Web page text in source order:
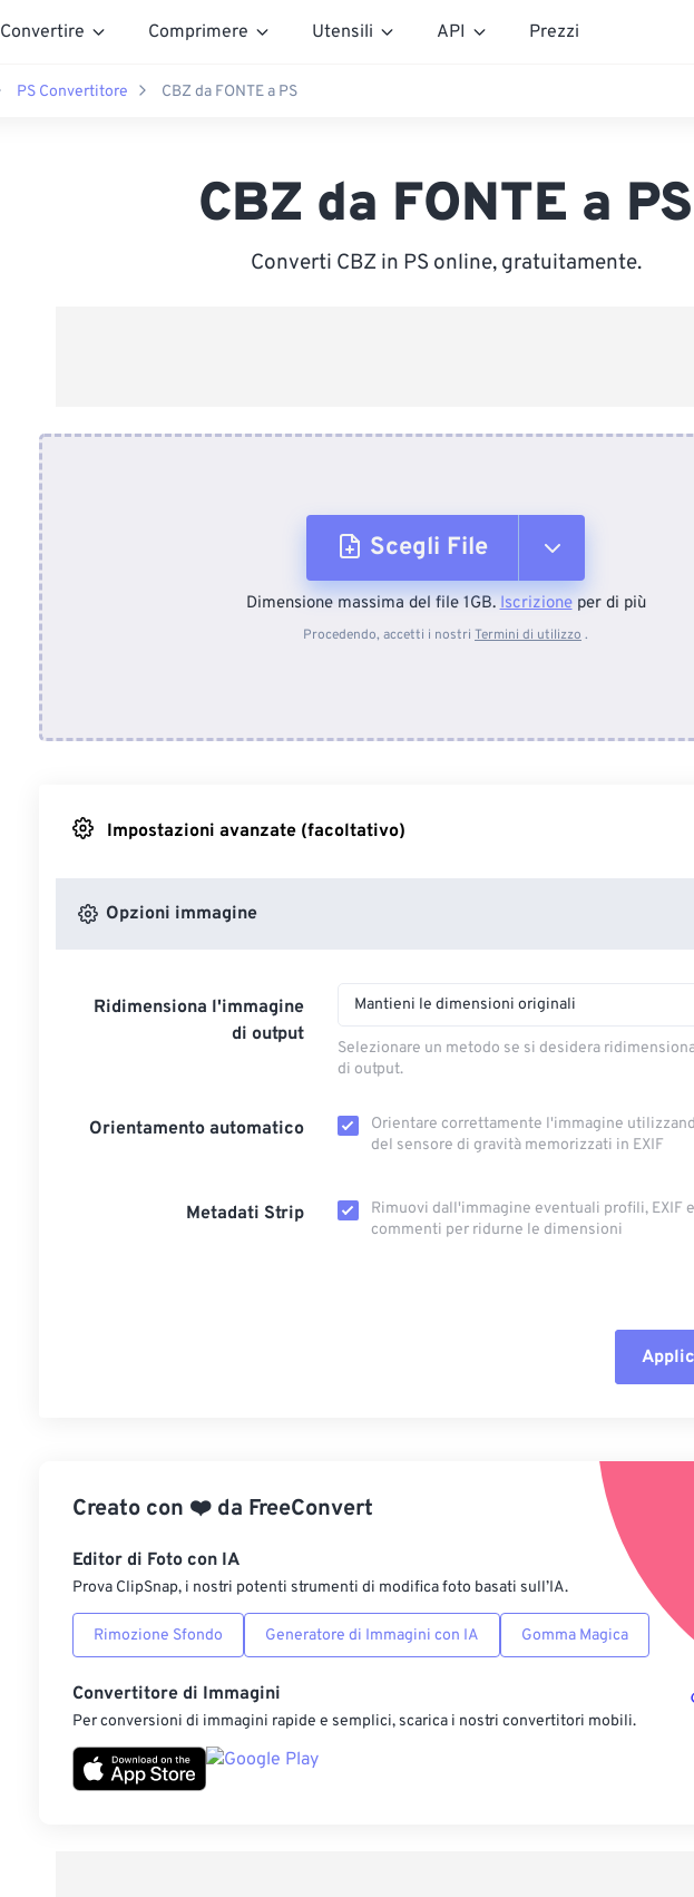
Convertire Comprimere Utensili API Prezzi
PS Convertitore CBZ da FONTE a PS
CBZ da FONTE a PS
Converti CBZ in PS online, gratuitamente.
Scegli File
Dal dispositivo
Dimensione massima del file 1GB.Iscrizioneper di più
Procedendo, accetti i nostri Termini di utilizzo .
Impostazioni avanzate (facoltativo)
Opzioni immagine
Ridimensiona l'immagine
di output
Mantieni le dimensioni originali
Selezionare un metodo se si desidera
di output.
Orientamento automatico
Orientare correttamente l'immagine
del sensore di gravità memorizzati in EXIF
Metadati Strip
Rimuovi dall'immagine eventuali profili, EXIF ​​e
commenti per ridurne le dimensioni
Applica da
Salva come
Creato con ❤️ da FreeConvert
Editor di Foto con IA
Prova ClipSnap, i nostri potenti strumenti di modifica foto basati sull’IA.
Rimozione Sfondo Generatore di Immagini con IA Gomma Magica
Convertitore di Immagini
Per conversioni di immagini rapide e semplici, scarica i nostri convertitori mobili.